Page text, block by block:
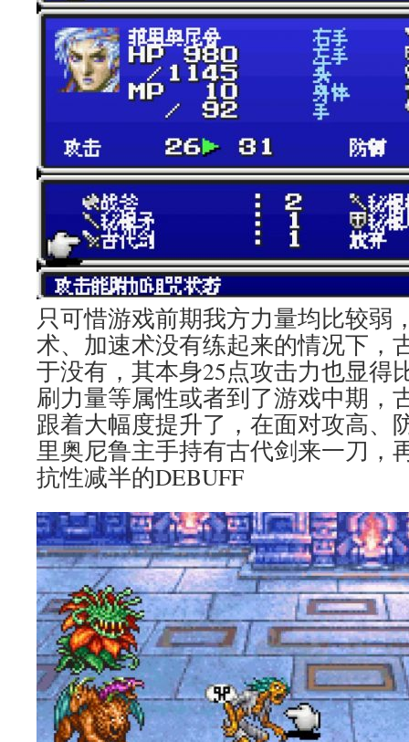
只可惜游戏前期我方力量均比较弱
术、加速术没有练起来的情况下，
于没有，其本身25点攻击力也显得
刷力量等属性或者到了游戏中期，
跟着大幅度提升了，在面对攻高、
里奥尼鲁主手持有古代剑来一刀，
抗性减半的DEBUFF